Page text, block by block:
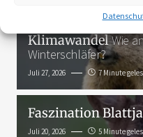
KlimawandelWie
Winterschläfer?
Juli 27, 2026 7 Minute
Faszination
Juli 20, 2026 5 Minute